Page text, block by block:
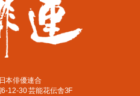
本俳優連合
12-30 芸能花伝舎3F